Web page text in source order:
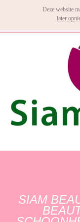
SIAM
Deze website
later